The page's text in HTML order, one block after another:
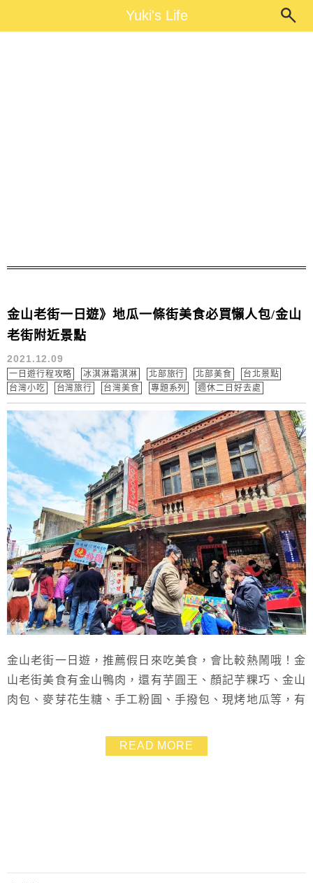
Yuki's LifeYuki's Life
金山老街一日遊》地瓜一條街美食必買懶人包/金山
老街附近景點
2021.12.09
一日遊行程攻略 冰淇淋霜淇淋 北部旅行 北部美食
台北景點
台灣小吃
台灣旅行 台灣美食 專題系列 週休二日好去處
金山老街一日遊，推薦假日來吃美食，會比較熱鬧哦！金
山老街美食有金山鴨肉，還有芋圓王、顏記芋粿巧、金山
肉包、麥芽花生糖、手工粉圓、手撥包、現烤地瓜等，有
飽到炸 金山老街附近景點包含：台電北部展示館、朱銘
美術館、金山財神廟、獅頭山公園步道、中山溫泉公園、
READ MORE